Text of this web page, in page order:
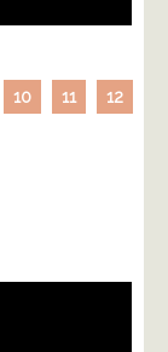
10 11 12